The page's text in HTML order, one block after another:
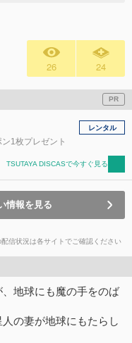
26 24
PR
1枚プレゼント
レンタル
TSUTAYA DISCASで今すぐ見る
情報を見る
信状況は各サイトでご確認ください
地球にも魔の手をのば
の妻が地球にもたらし